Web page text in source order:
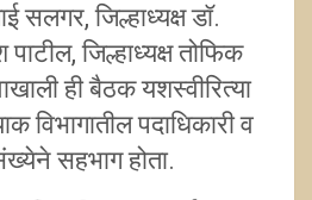
सलगर, जिल्हाध्यक्ष डॉ.
जिल्हाध्यक्ष तोफिक
ही बैठक यशस्वीरित्या
विभागातील पदाधिकारी व
सहभाग होता.